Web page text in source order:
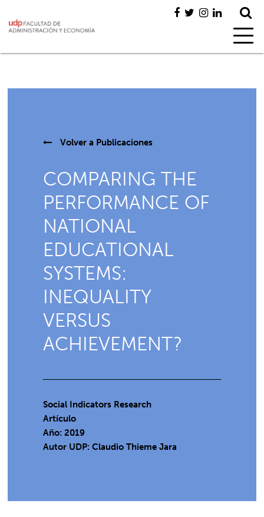
Volver a Publicaciones
COMPARING THE
PERFORMANCE OF
NATIONAL
EDUCATIONAL
SYSTEMS:
INEQUALITY
VERSUS
ACHIEVEMENT?
Social Indicators Research
Artículo
Año: 2019
Autor UDP:Claudio Thieme Jara